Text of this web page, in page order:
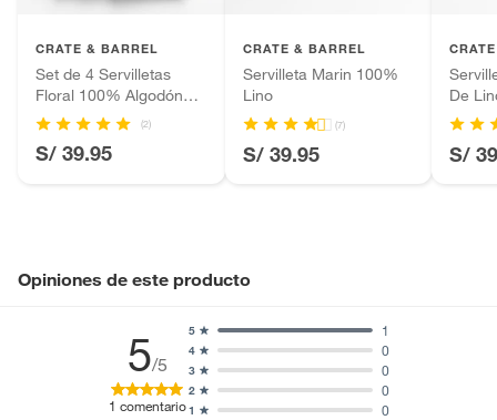
Baterías de auto.
Motocicletas y bicicletas motorizadas.
Licores y cigarros electrónicos.
CRATE & BARREL
Set de 4 Servilletas
Floral 100% Algodón
Orgánico
(2)
S/ 39.95
CRATE & BARREL
Servilleta Marin 100%
Lino
(7)
S/ 39.95
De
S/
Opiniones de este producto
5/5
1 comentario1 0
2 0
3 0
4 0
5 1